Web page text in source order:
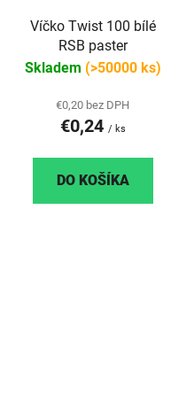
Víčko Twist 100 bílé
RSB paster
Skladem (>50000 ks)
€0,20 bez DPH
€0,24 / ks
DO KOŠÍKA